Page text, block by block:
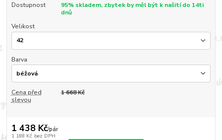
Dostupnost
95% skladem, zbytek by měl být k našití do 14ti
dnů
Velikost
Barva
Cena před
slevou
1 668 Kč
1 438 Kč/pár
1 188 Kč bez DPH